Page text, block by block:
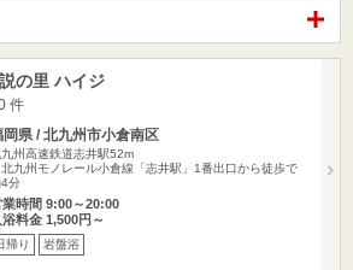
の里 ハイジ
件
岡県 / 北九州市小倉南区
州高速鉄道志井駅52m
北九州モノレール小倉線「志井駅」1番出口から徒歩で
分
業時間 9:00～20:00
浴料金 1,500円～
帰り 岩盤浴